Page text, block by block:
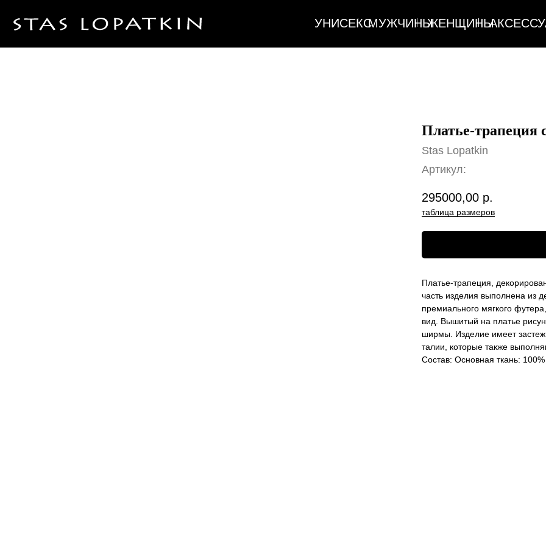
УНИСЕКСМУЖЧИНЫЖЕНЩИНЫАКСЕССУАРЫДОМ
УНИСЕКСМУЖЧИНЫЖЕНЩИНЫАКСЕССУАРЫДОМ
Платье-трапеция
Stas Lopatkin
Артикул:
295000,00 р.
таблица размеров
Платье-трапеция,
часть изделия выполнена из
премиального мягкого
вид. Вышитый на платье
ширмы. Изделие имеет
талии, которые также
Состав: Основная ткань: